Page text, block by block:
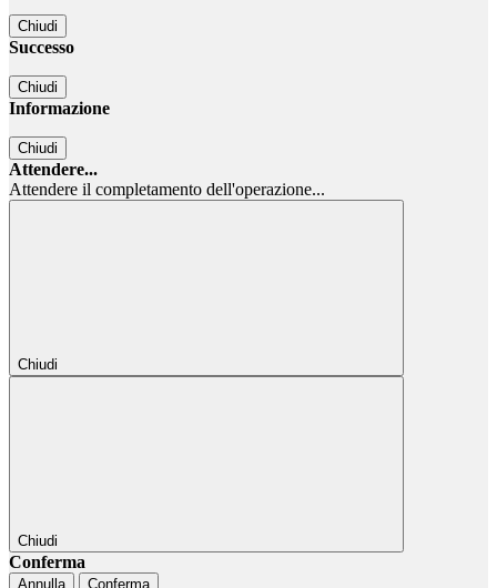
Chiudi
Successo
Chiudi
Informazione
Chiudi
Attendere...
Attendere il completamento dell'operazione...
Chiudi
Chiudi
Conferma
Annulla Conferma